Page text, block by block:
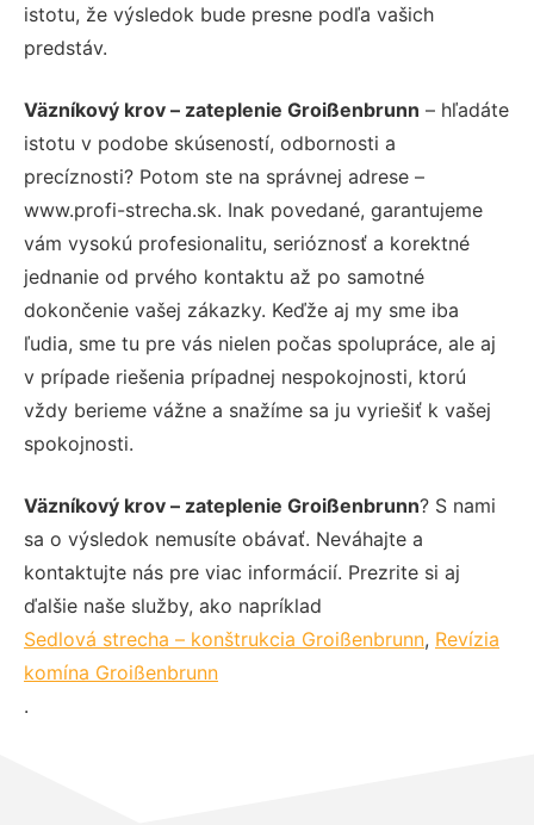
istotu, že výsledok bude presne podľa vašich
predstáv.
Väzníkový krov – zateplenie Groißenbrunn – hľadáte
istotu v podobe skúseností, odbornosti a
precíznosti? Potom ste na správnej adrese –
www.profi-strecha.sk. Inak povedané, garantujeme
vám vysokú profesionalitu, serióznosť a korektné
jednanie od prvého kontaktu až po samotné
dokončenie vašej zákazky. Keďže aj my sme iba
ľudia, sme tu pre vás nielen počas spolupráce, ale aj
v prípade riešenia prípadnej nespokojnosti, ktorú
vždy berieme vážne a snažíme sa ju vyriešiť k vašej
spokojnosti.
Väzníkový krov – zateplenie Groißenbrunn? S nami
sa o výsledok nemusíte obávať. Neváhajte a
kontaktujte nás pre viac informácií. Prezrite si aj
ďalšie naše služby, ako napríklad
Sedlová strecha – konštrukcia Groißenbrunn, Revízia
komína Groißenbrunn
.